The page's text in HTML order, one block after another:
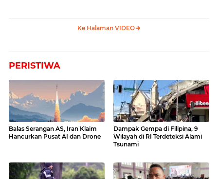
Ke Halaman VIDEO
PERISTIWA
Balas Serangan AS, Iran Klaim
Hancurkan Pusat AI dan Drone
Dampak Gempa di Filipina, 9
Wilayah di RI Terdeteksi Alami
Tsunami